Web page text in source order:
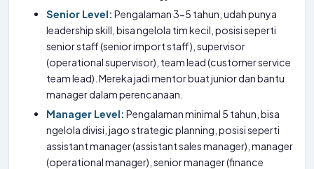
Senior Level: Pengalaman 3-5 tahun, udah punya
leadership skill, bisa ngelola tim kecil, posisi seperti
senior staff (senior import staff), supervisor
(operational supervisor), team lead (customer service
team lead). Mereka jadi mentor buat junior dan bantu
manager dalam perencanaan.
Manager Level: Pengalaman minimal 5 tahun, bisa
ngelola divisi, jago strategic planning, posisi seperti
assistant manager (assistant sales manager), manager
(operational manager), senior manager (finance